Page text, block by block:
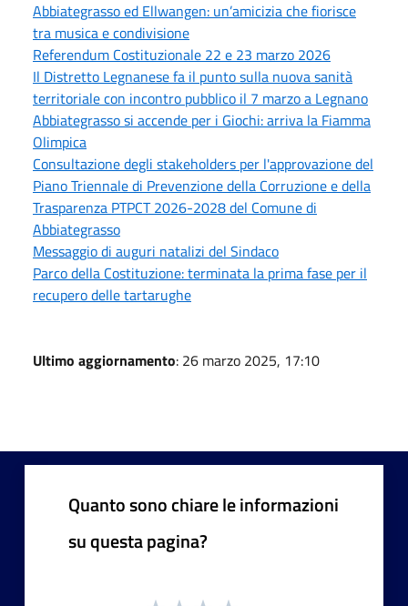
Abbiategrasso ed Ellwangen: un’amicizia che fiorisce
tra musica e condivisione
Referendum Costituzionale 22 e 23 marzo 2026
Il Distretto Legnanese fa il punto sulla nuova sanità
territoriale con incontro pubblico il 7 marzo a Legnano
Abbiategrasso si accende per i Giochi: arriva la Fiamma
Olimpica
Consultazione degli stakeholders per l'approvazione del
Piano Triennale di Prevenzione della Corruzione e della
Trasparenza PTPCT 2026-2028 del Comune di
Abbiategrasso
Messaggio di auguri natalizi del Sindaco
Parco della Costituzione: terminata la prima fase per il
recupero delle tartarughe
Ultimo aggiornamento: 26 marzo 2025, 17:10
Quanto sono chiare le informazioni
su questa pagina?